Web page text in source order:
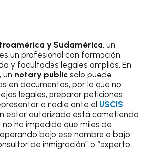
y Sudamérica, un
un profesional con formación
y facultades legales amplias. En
un notary public solo puede
en documentos, por lo que no
legales, preparar peticiones
a nadie ante el USCIS.
estar autorizado está cometiendo
no ha impedido que miles de
bajo ese nombre o bajo
de inmigración” o “experto